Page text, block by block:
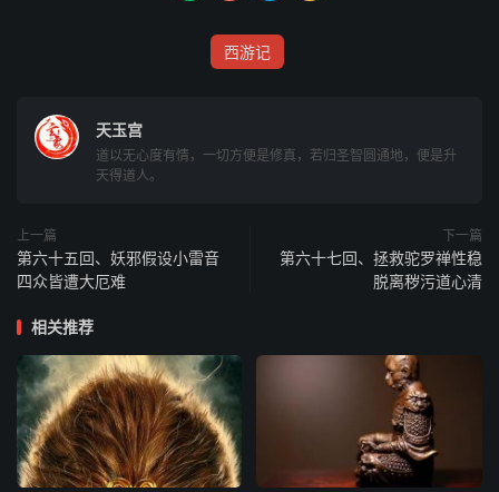
洲并北俱芦洲之地，妖魔剪伐，邪鬼潜踪。今蒙大圣下降，
不得不行；只是上界无有旨意，不敢擅动干戈。假若法遣众
着那西路上纵有妖邪，也不为大害。我今着龟、蛇二将并五
大神龙与你助力，管教擒妖精，救你师之难。”行者拜谢了
一日，到了小雷音寺，按下云头，径至山门外叫战。
却说那黄眉大王聚众怪在宝阁下说：“孙行者这两日不来，
“行者引几个龙蛇龟相，在门外叫战！”妖魔道：“这猴儿怎么
得个龙蛇龟相？此等之类，却是何方来者？”随即披挂，走
出山门高叫：“汝等是那路龙神，敢来造吾仙境？”五龙二将
相貌峥嵘，精神抖擞喝道：“那泼怪！我乃武当山太和宫混
元教主荡魔天尊之前五位龙神、龟、蛇二将。今蒙齐天大圣
西游记
天玉宫
道以无心度有情，一切方便是修真，若归圣智圆通地，便是升
天得道人。
上一篇
第六十五回、妖邪假设小雷音
四众皆遭大厄难
下一篇
第六十七回、拯救驼罗禅性稳
脱离秽污道心清
相关推荐